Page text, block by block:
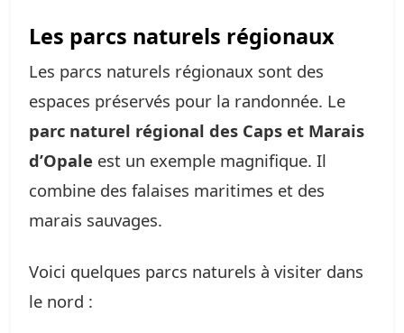
Les parcs naturels régionaux
Les parcs naturels régionaux sont des
espaces préservés pour la randonnée. Le
parc naturel régional des Caps et Marais
d’Opale est un exemple magnifique. Il
combine des falaises maritimes et des
marais sauvages.
Voici quelques parcs naturels à visiter dans
le nord :